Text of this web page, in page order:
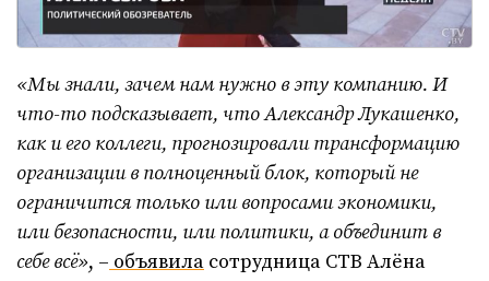
«Мы знали, зачем нам нужно в эту компанию. И
что-то подсказывает, что Александр Лукашенко,
как и его коллеги, прогнозировали трансформацию
организации в полноценный блок, который не
ограничится только или вопросами экономики,
или безопасности, или политики, а объединит в
себе всё», – объявила сотрудница СТВ Алёна